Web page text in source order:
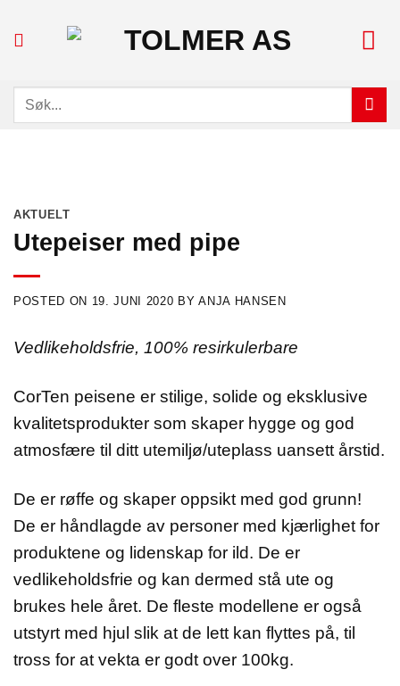
Søk
AKTUELT
Utepeiser med pipe
POSTED ON 19. JUNI 2020 BYANJA HANSEN
Vedlikeholdsfrie, 100% resirkulerbare
CorTen peisene er stilige, solide og eksklusive
kvalitetsprodukter som skaper hygge og god
atmosfære til ditt utemiljø/uteplass uansett årstid.
De er røffe og skaper oppsikt med god grunn!
De er håndlagde av personer med kjærlighet for
produktene og lidenskap for ild. De er
vedlikeholdsfrie og kan dermed stå ute og
brukes hele året. De fleste modellene er også
utstyrt med hjul slik at de lett kan flyttes på, til
tross for at vekta er godt over 100kg.